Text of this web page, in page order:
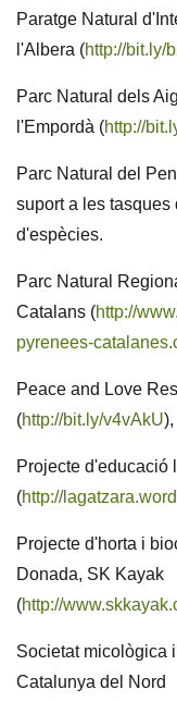
Paratge Natural
l'Albera (http://bit.ly/
Parc Natural dels
l'Empordà (http://
Parc Natural del
suport a les
d'espècies.
Parc Natural
Catalans (http://
pyrenees-
Peace and Love
(http://bit.ly/v4vAkU),
Projecte d'educació
(http://
Projecte d'horta i
Donada, SK Kayak
(http://
Societat micològica
Catalunya del Nord